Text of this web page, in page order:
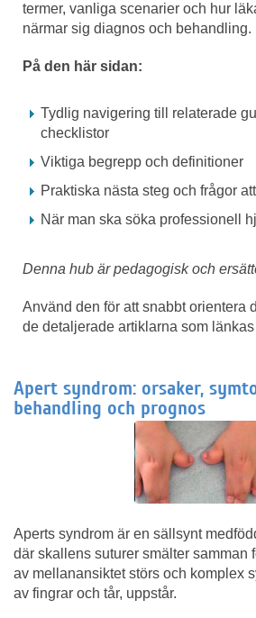
termer, vanliga scenarier och hur
närmar sig diagnos och behandling.
På den här sidan:
Tydlig navigering till relaterade
checklistor
Viktiga begrepp och definitioner
Praktiska nästa steg och frågor
När man ska söka professionell
Denna hub är pedagogisk och
Använd den för att snabbt orientera
de detaljerade artiklarna som
Apert syndrom: orsaker,
behandling och prognos
Aperts syndrom är en sällsynt
där skallens suturer smälter samman
av mellanansiktet störs och komplex
av fingrar och tår, uppstår.